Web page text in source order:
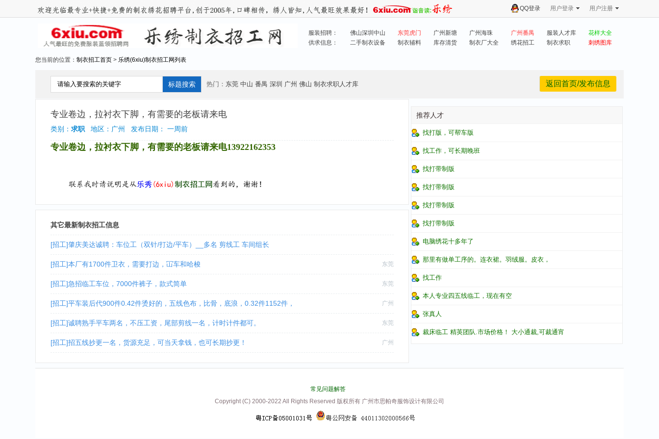
用户登录 用户注册
QQ登录
服装招聘：
供求信息：
佛山深圳中山
二手制衣设备
东莞虎门
制衣辅料
广州新塘
库存清货
广州海珠
制衣厂大全
广州番禺
绣花招工
服装人才库
制衣求职
花样大全
刺绣图库
您当前的位置： 制衣招工首页 > 乐绣(6xiu)制衣招工网列表
热门： 东莞 中山 番禺 深圳 广州 佛山 制衣求职人才库 返回首页/发布信息
专业卷边，拉衬衣下脚，有需要的老板请来电
类别： 求职 地区：广州 发布日期： 一周前
专业卷边，拉衬衣下脚，有需要的老板请来电13922162353
其它最新制衣招工信息
[招工]肇庆美达诚聘：车位工（双针/打边/平车）__多名 剪线工 车间组长
[招工]本厂有1700件卫衣，需要打边，冚车和哈梭 东莞
[招工]急招临工车位，7000件裤子，款式简单 东莞
[招工]平车装后代900件0.42件烫好的，五线色布，比骨，底浪，0.32件1152件， 广州
[招工]诚聘熟手平车两名，不压工资，尾部剪线一名，计时计件都可。 东莞
[招工]招五线抄更一名，货源充足，可当天拿钱，也可长期抄更！ 广州
推荐人才
找打版，可帮车版
找工作，可长期晚班
找打带制版
找打带制版
找打带制版
找打带制版
电脑绣花十多年了
那里有做单工序的。连衣裙。羽绒服。皮衣，
找工作
本人专业四五线临工，现在有空
张真人
裁床临工 精英团队.市场价格！ 大小通裁,可裁通宵
常见问题解答
Copyright (C) 2000-2022 All Rights Reserved 版权所有 广州市思帕奇服饰设计有限公司